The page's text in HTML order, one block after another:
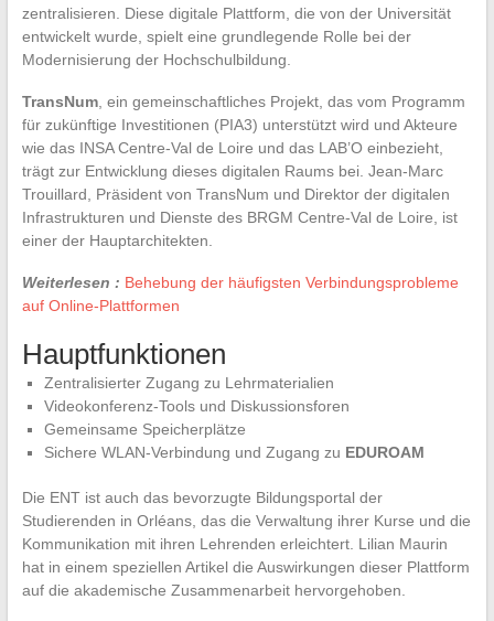
zentralisieren. Diese digitale Plattform, die von der Universität
entwickelt wurde, spielt eine grundlegende Rolle bei der
Modernisierung der Hochschulbildung.
TransNum, ein gemeinschaftliches Projekt, das vom Programm
für zukünftige Investitionen (PIA3) unterstützt wird und Akteure
wie das INSA Centre-Val de Loire und das LAB’O einbezieht,
trägt zur Entwicklung dieses digitalen Raums bei. Jean-Marc
Trouillard, Präsident von TransNum und Direktor der digitalen
Infrastrukturen und Dienste des BRGM Centre-Val de Loire, ist
einer der Hauptarchitekten.
Weiterlesen : Behebung der häufigsten Verbindungsprobleme
auf Online-Plattformen
Hauptfunktionen
Zentralisierter Zugang zu Lehrmaterialien
Videokonferenz-Tools und Diskussionsforen
Gemeinsame Speicherplätze
Sichere WLAN-Verbindung und Zugang zu EDUROAM
Die ENT ist auch das bevorzugte Bildungsportal der
Studierenden in Orléans, das die Verwaltung ihrer Kurse und die
Kommunikation mit ihren Lehrenden erleichtert. Lilian Maurin
hat in einem speziellen Artikel die Auswirkungen dieser Plattform
auf die akademische Zusammenarbeit hervorgehoben.